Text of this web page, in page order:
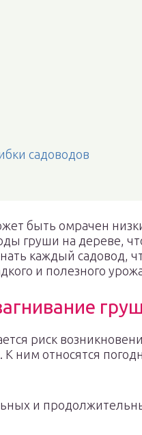
садоводов
быть омрачен
груши на дереве,
каждый садовод,
и полезного
груш
риск
ним относятся
и